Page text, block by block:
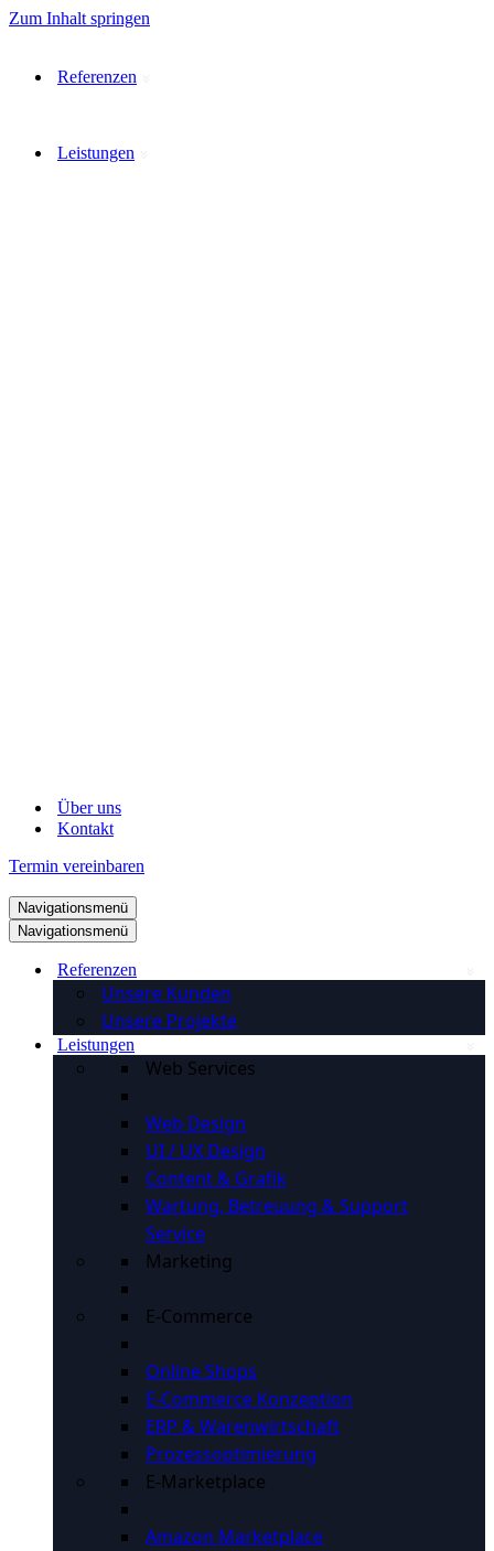
Zum Inhalt springen
Referenzen
Leistungen
Über uns
Kontakt
Termin vereinbaren
Navigationsmenü
Navigationsmenü
Referenzen
Unsere Kunden
Unsere Projekte
Leistungen
Web Services
Web Design
UI / UX Design
Content & Grafik
Wartung, Betreuung & Support
Service
Marketing
E-Commerce
Online Shops
E-Commerce Konzeption
ERP & Warenwirtschaft
Prozessoptimierung
E-Marketplace
Amazon Marketplace